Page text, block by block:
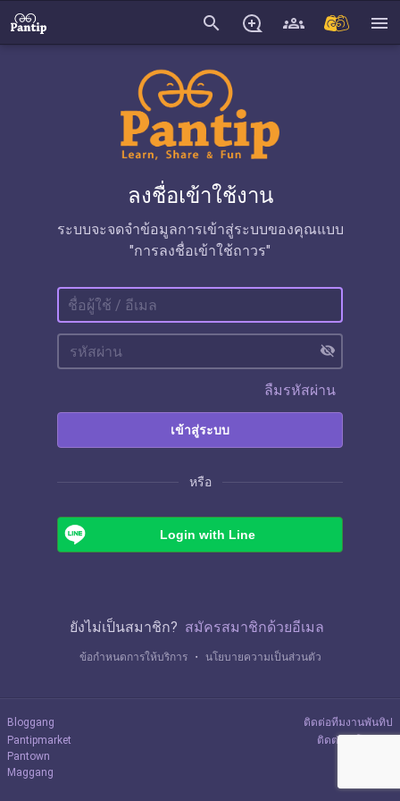
search menu
ลงชื่อเข้าใช้งาน
ระบบจะจดจำข้อมูลการเข้าสู่ระบบของคุณแบบ
"การลงชื่อเข้าใช้ถาวร"
visibility_off
ลืมรหัสผ่าน
เข้าสู่ระบบ
หรือ
Login with Line
ยังไม่เป็นสมาชิก? สมัครสมาชิกด้วยอีเมล
ข้อกำหนดการให้บริการ ・ นโยบายความเป็นส่วนตัว
Bloggang
Pantipmarket
Pantown
Maggang
ติดต่อทีมงานพันทิป
ติดต่อลงโฆษณา